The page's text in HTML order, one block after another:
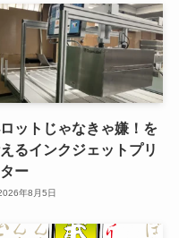
ットじゃなきゃ嫌！を
るインクジェットプリ
ー
年8月5日